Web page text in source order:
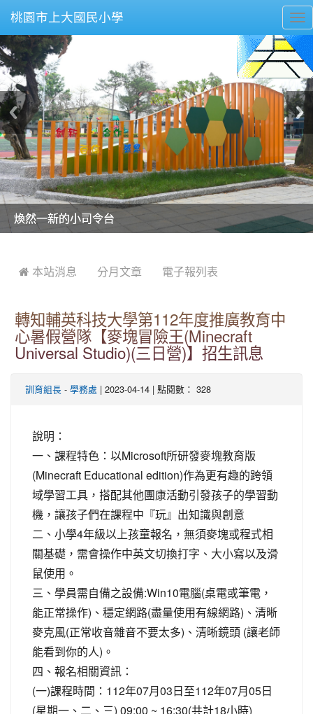
桃園市上大國民小學
美麗的操場是我們活力的來源
美麗的操場是我們活力的來源
煥然一新的小司令台
煥然一新的小司令台
富含桃園埤塘田園風光意象的中廊
富含桃園埤塘田園風光意象的中廊
嶄新的中庭廣場
嶄新的中庭廣場
水生池生生不息
水生池生生不息
 本站消息 分月文章 電子報列表
轉知輔英科技大學第112年度推廣教育中
心暑假營隊【麥塊冒險王(Minecraft
Universal Studio)(三日營)】招生訊息
訓育組長 - 學務處 | 2023-04-14 | 點閱數： 328
說明：
一、課程特色：以Microsoft所研發麥塊教育版
(Minecraft Educational edition)作為更有趣的跨領
域學習工具，搭配其他團康活動引發孩子的學習動
機，讓孩子們在課程中『玩』出知識與創意
二、小學4年級以上孩童報名，無須麥塊或程式相
關基礎，需會操作中英文切換打字、大小寫以及滑
鼠使用。
三、學員需自備之設備:Win10電腦(桌電或筆電，
能正常操作)、穩定網路(盡量使用有線網路)、清晰
麥克風(正常收音雜音不要太多)、清晰鏡頭 (讓老師
能看到你的人)。
四、報名相關資訊：
(一)課程時間：112年07月03日至112年07月05日
(星期一、二、三) 09:00 ~ 16:30(共計18小時)